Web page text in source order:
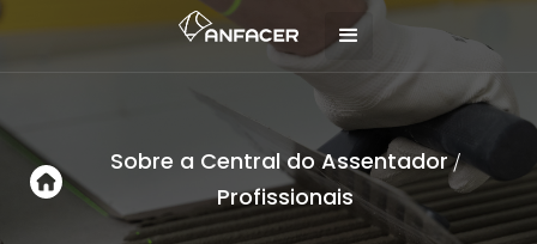
Sobre a Central do Assentador/
Profissionais